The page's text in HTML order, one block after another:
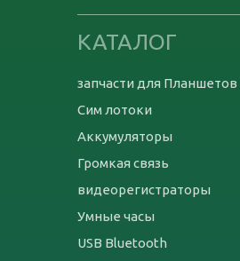
КАТАЛОГ
запчасти для Планшетов
Сим лотоки
Аккумуляторы
Громкая связь
видеорегистраторы
Умные часы
USB Bluetooth